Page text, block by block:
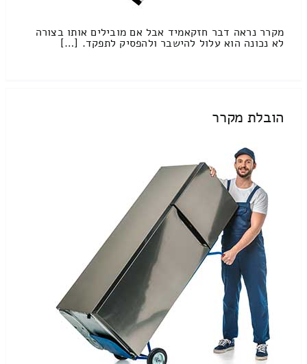
מקרר נראה דבר חזקאמיד אבל אם מובילים אותו בצורה
לא נכונה הוא עלול להישבר ולהפסיק לתפקד. […]
הובלת מקרר